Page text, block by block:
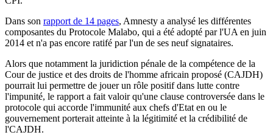
Dans son rapport de 14 pages, Amnesty a analysé les différentes
composantes du Protocole Malabo, qui a été adopté par l'UA en juin
2014 et n'a pas encore ratifé par l'un de ses neuf signataires.
Alors que notamment la juridiction pénale de la compétence de la
Cour de justice et des droits de l'homme africain proposé (CAJDH)
pourrait lui permettre de jouer un rôle positif dans lutte contre
l'impunité, le rapport a fait valoir qu'une clause controversée dans le
protocole qui accorde l'immunité aux chefs d'Etat en ou le
gouvernement porterait atteinte à la légitimité et la crédibilité de
l'CAJDH.